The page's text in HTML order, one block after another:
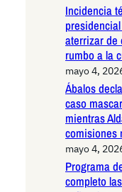
Incidencia
aterrizar de
rumbo a la
mayo 4,
Ábalos
caso
mientras
comisiones
mayo 4,
Programa
completo